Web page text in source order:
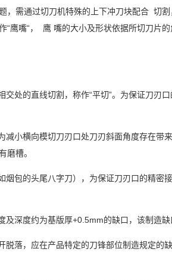
，需通过切刀机特殊的上下冲刀块配合 切
鹰嘴“， 鹰 嘴的大小及形状依据所切刀片
的直线切割，称作“平切”。为保证刀刃
横向模切刀刃口处刀刃斜面角度存在带来
磨槽。
的头尾八字刀），为保证刀刃口的精密
度约为基版厚+0.5mm的缺口，该制造缺
，应在产品特定的刀锋部位制造规定的